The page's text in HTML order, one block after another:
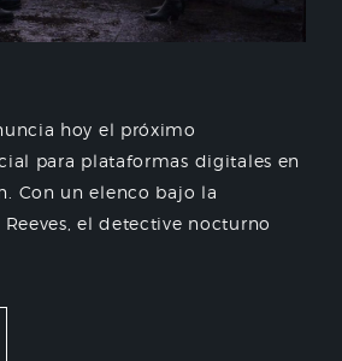
hoy el próximo
para plataformas digitales en
Con un elenco bajo la
el detective nocturno